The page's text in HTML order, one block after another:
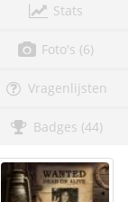
Stats
Foto's (6)
Vragenlijsten
Badges (44)